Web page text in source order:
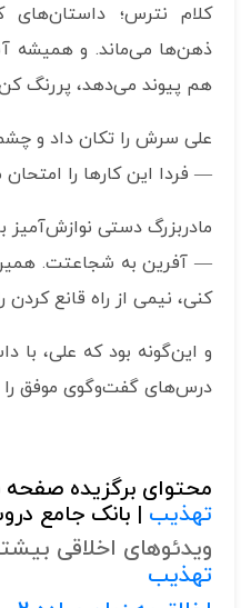
کلام نترس؛ داستان‌‌های
ذهن‌ها می‌ماند. و همیشه
هم پیوند می‌دهد، پررنگ
علی سرش را تکان داد و
— فردا این کارها را
مادربزرگ دستی
— آفرین به شجاعتت.
کنی، نیمی از راه قانع کردن
و این‌گونه بود که علی، با
درس‌های گفت‌وگوی موفق را
محتوای برگزیده
تهذیب | بانک جامع
ویدئوهای اخلاقی
تهذیب